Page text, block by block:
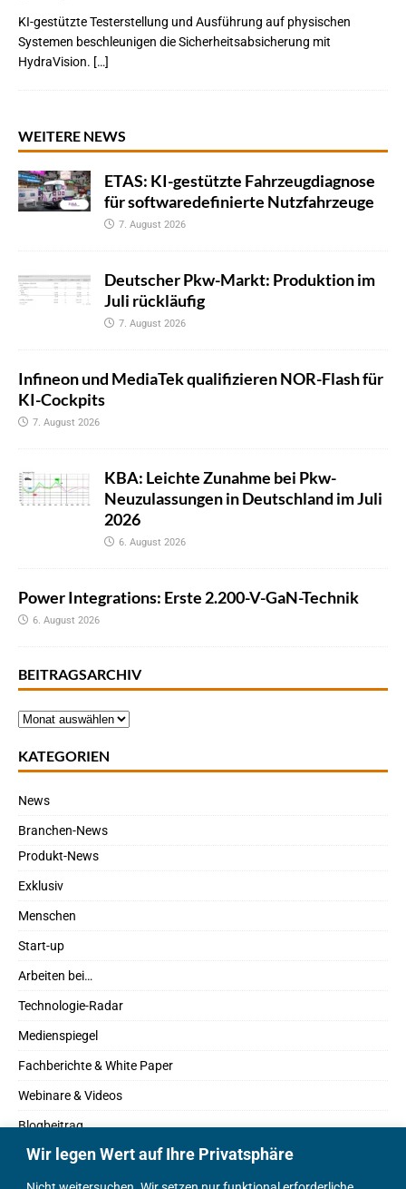
Wir legen Wert auf Ihre Privatsphäre
KI-gestützte Testerstellung und Ausführung auf physischen
Systemen beschleunigen die Sicherheitsabsicherung mit
HydraVision. […]
WEITERE NEWS
ETAS: KI-gestützte Fahrzeugdiagnose
für softwaredefinierte Nutzfahrzeuge
7. August 2026
Deutscher Pkw-Markt: Produktion im
Juli rückläufig
7. August 2026
Infineon und MediaTek qualifizieren NOR-Flash für
KI-Cockpits
7. August 2026
KBA: Leichte Zunahme bei Pkw-
Neuzulassungen in Deutschland im Juli
2026
6. August 2026
Power Integrations: Erste 2.200-V-GaN-Technik
6. August 2026
BEITRAGSARCHIV
KATEGORIEN
News
Branchen-News
Produkt-News
Exklusiv
Menschen
Start-up
Arbeiten bei…
Technologie-Radar
Medienspiegel
Fachberichte & White Paper
Webinare & Videos
Blogbeitrag
Fachbücher
Marktreport